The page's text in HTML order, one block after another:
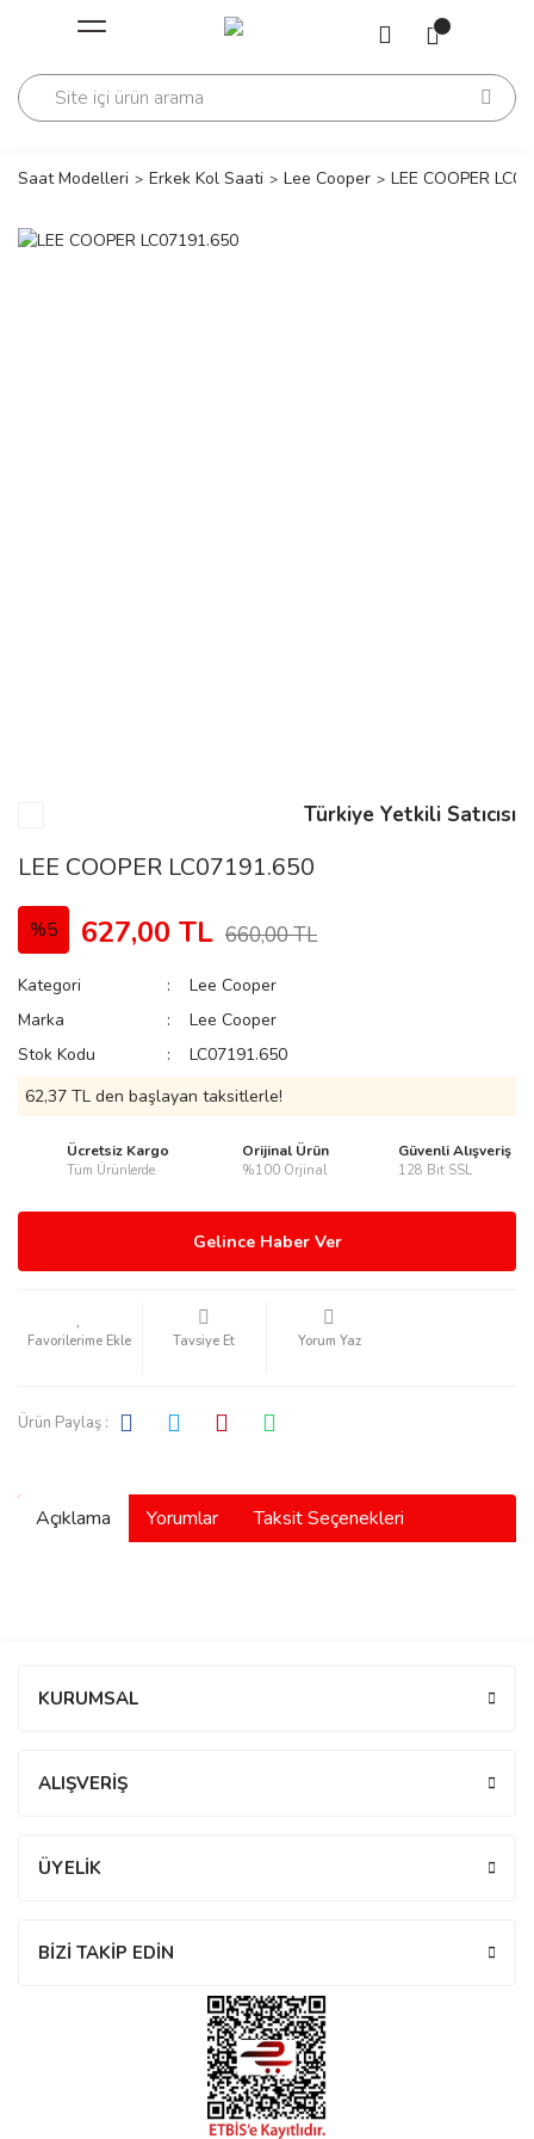
Geri Dön
Geri Dön
Saat Modelleri Erkek Kol Saati Lee Cooper LEE COOPER
Türkiye Yetkili Satıcısı
LEE COOPER LC07191.650
%5 627,00 TL 660,00 TL
Kategori
Lee Cooper
Marka
Lee Cooper
Stok Kodu
LC07191.650
62,37 TL den başlayan taksitlerle!
Ücretsiz Kargo
Tüm Ürünlerde
Orijinal Ürün
%100 Orjinal
Güvenli Alışveriş
128 Bit SSL
Gelince Haber Ver
Tavsiye Et Yorum Yaz
Ürün Paylaş :
Açıklama Yorumlar Taksit Seçenekleri
KURUMSAL
ALIŞVERİŞ
ÜYELİK
BİZİ TAKİP EDİN